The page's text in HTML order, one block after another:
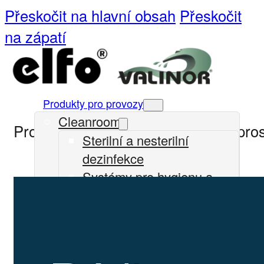
Přeskočit na hlavní obsah Přeskočit
na zápatí
Produkty pro provozy
Cleanrooms
Sterilní a nesterilní
dezinfekce
Systémy pro hygienu a
Pro přístup na klientský portál se